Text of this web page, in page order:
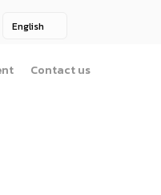
Contact us